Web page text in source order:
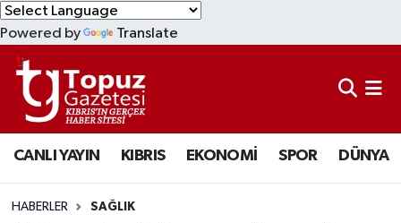
Powered by Translate
CANLI YAYIN KIBRIS EKONOMİ SPOR DÜNYA
HABERLER SAĞLIK
KIBRIS
DÜNYA
EKONOMİ
MAGAZİN
Lefkoşa Nöbetçi Eczaneler
Lefkoşa Hava Durumu
Lefkoşa Trafik Yoğunluk Haritası
Süper Lig Puan Durumu ve Fikstür